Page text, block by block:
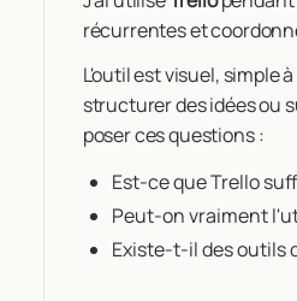
récurrentes et
L'outil est visuel, simple
structurer des idées ou
poser ces questions :
Est-ce que Trello
Peut-on vraiment
Existe-t-il des outils